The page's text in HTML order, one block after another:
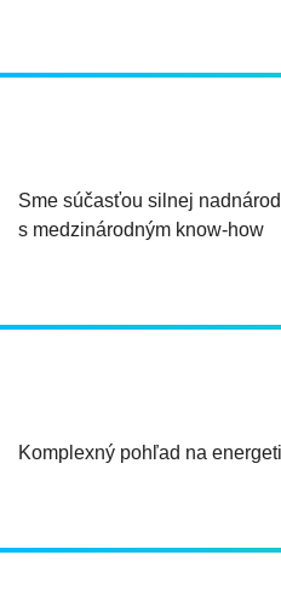
Sme súčasťou silnej
s medzinárodným know-how
Komplexný pohľad na